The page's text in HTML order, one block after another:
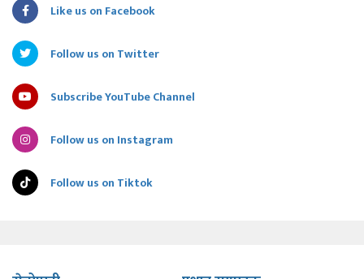
Like us on Facebook
Follow us on Twitter
Subscribe YouTube Channel
Follow us on Instagram
Follow us on Tiktok